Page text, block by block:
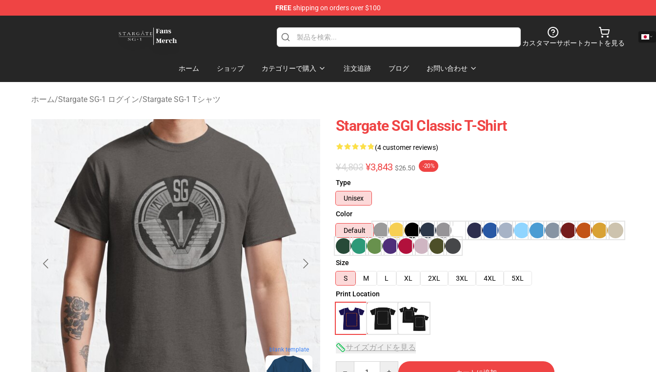
FREEshipping on orders over $100
カスタマーサポート カートを見る
ホーム ショップ カテゴリーで購入 注文追跡 ブログ お問い合わせ
ホーム/Stargate SG-1 ログイン/Stargate SG-1 Tシャツ
blank template
Stargate SGI Classic T-Shirt
(4 customer reviews)
¥4,803 ¥3,843 $26.50 -20%
Type
Unisex
Color
Default
Size
S
M L XL 2XL 3XL 4XL
5XL
Print Location
サイズガイドを見る